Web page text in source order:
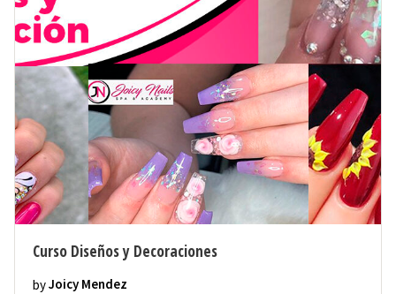
Curso Diseños y Decoraciones
byJoicy Mendez